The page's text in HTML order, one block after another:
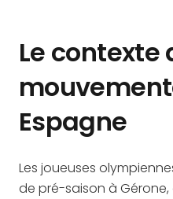
Le contexte
Espagne
Les joueuses
de pré-saison à